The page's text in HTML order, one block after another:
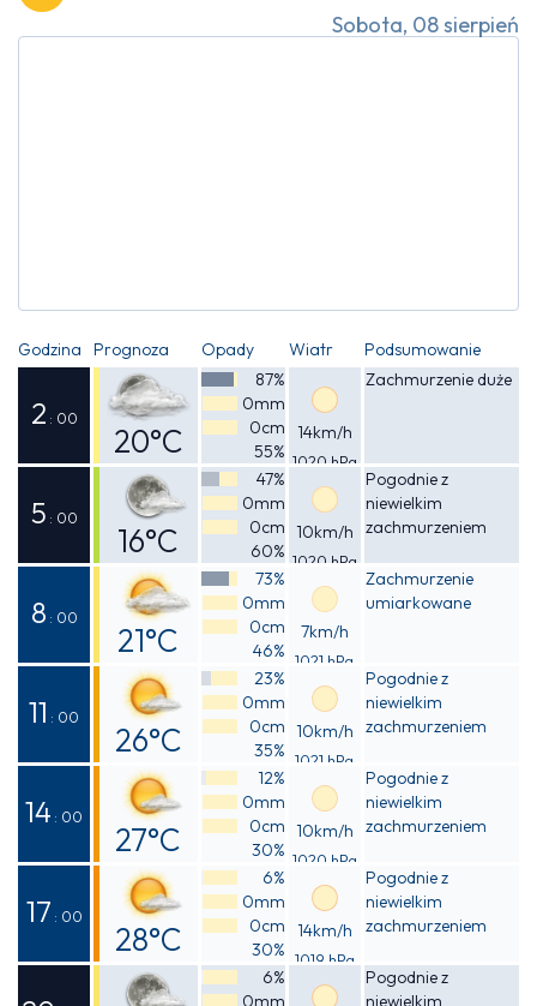
Sobota, 08 sierpień
Godzina Prognoza Opady Wiatr Podsumowanie
2 : 00
20°C
Odczuwalna
19°C
87%
0mm
0cm
55%
14km/h
1020 hPa
Zachmurzenie duże
5 : 00
16°C
Odczuwalna
15°C
47%
0mm
0cm
60%
10km/h
1020 hPa
Pogodnie z
niewielkim
zachmurzeniem
8 : 00
21°C
Odczuwalna
20°C
73%
0mm
0cm
46%
7km/h
1021 hPa
Zachmurzenie
umiarkowane
11 : 00
26°C
Odczuwalna
25°C
23%
0mm
0cm
35%
10km/h
1021 hPa
Pogodnie z
niewielkim
zachmurzeniem
14 : 00
27°C
Odczuwalna
27°C
12%
0mm
0cm
30%
10km/h
1020 hPa
Pogodnie z
niewielkim
zachmurzeniem
17 : 00
28°C
Odczuwalna
6%
0mm
0cm
30%
14km/h
1019 hPa
Pogodnie z
niewielkim
zachmurzeniem
6%
0mm
Pogodnie z
niewielkim